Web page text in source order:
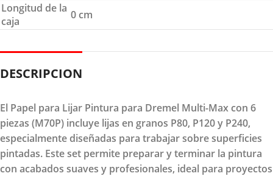
Longitud de la
caja
0 cm
DESCRIPCION
El Papel para Lijar Pintura para Dremel Multi-Max con 6
piezas (M70P) incluye lijas en granos P80, P120 y P240,
especialmente diseñadas para trabajar sobre superficies
pintadas. Este set permite preparar y terminar la pintura
con acabados suaves y profesionales, ideal para proyectos